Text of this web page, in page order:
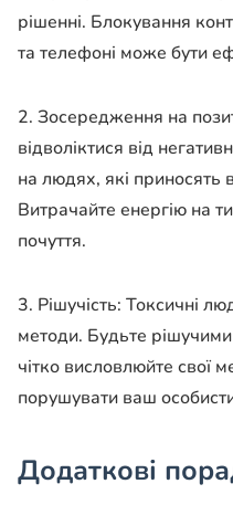
рішенні. Блокування
та телефоні може бути
2. Зосередження на
відволіктися від
на людях, які приносять
Витрачайте енергію на
почуття.
3. Рішучість: Токсичні
методи. Будьте рішучими
чітко висловлюйте свої
порушувати ваш
Додаткові